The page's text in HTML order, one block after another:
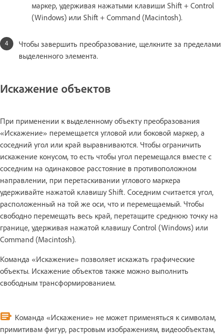
маркер, удерживая нажатыми клавиши Shift + Control
(Windows) или Shift + Command (Macintosh).
Чтобы завершить преобразование, щелкните за пределами
выделенного элемента.
Искажение объектов
При применении к выделенному объекту преобразования
«Искажение» перемещается угловой или боковой маркер, а
соседний угол или край выравниваются. Чтобы ограничить
искажение конусом, то есть чтобы угол перемещался вместе с
соседним на одинаковое расстояние в противоположном
направлении, при перетаскивании углового маркера
удерживайте нажатой клавишу Shift. Соседним считается угол,
расположенный на той же оси, что и перемещаемый. Чтобы
свободно перемещать весь край, перетащите среднюю точку на
границе, удерживая нажатой клавишу Control (Windows) или
Command (Macintosh).
Команда «Искажение» позволяет искажать графические
объекты. Искажение объектов также можно выполнить
свободным трансформированием.
Команда «Искажение» не может применяться к символам,
примитивам фигур, растровым изображениям, видеообъектам,